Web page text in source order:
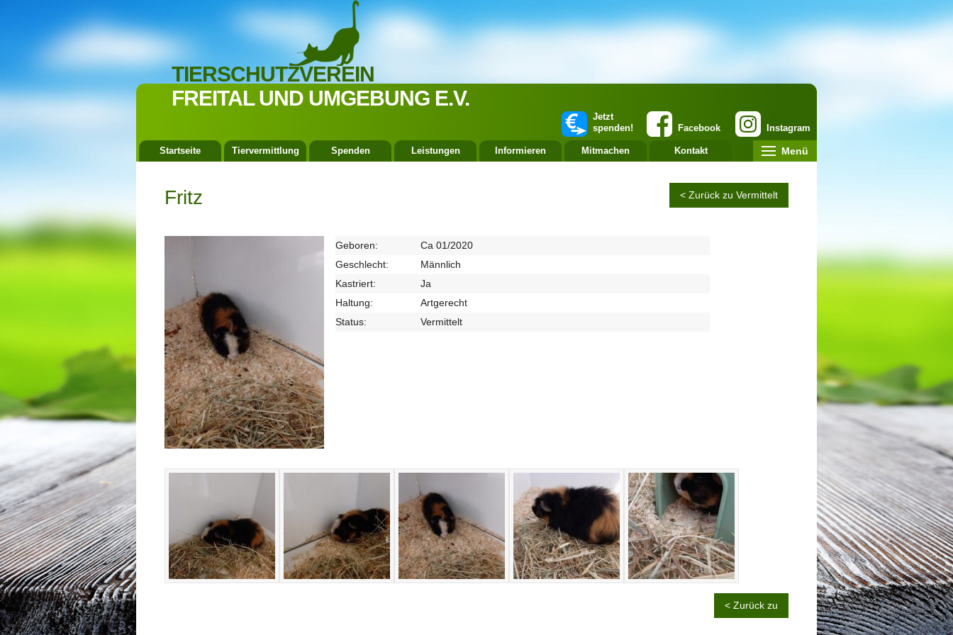
TIERSCHUTZVEREIN
FREITAL UND UMGEBUNG E.V.
Instagram
Facebook
Jetzt
spenden!
Startseite Tiervermittlung Spenden Leistungen Informieren Mitmachen Kontakt Menü
Fritz < Zurück zu Vermittelt
Geboren:
Ca 01/2020
Geschlecht:
Männlich
Kastriert:
Ja
Haltung:
Artgerecht
Status:
Vermittelt
< Zurück zu